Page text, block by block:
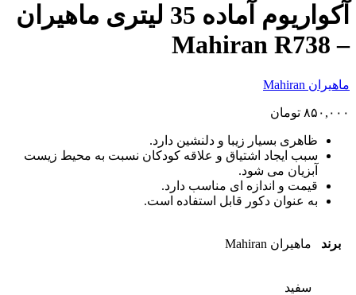
آکواریوم آماده 35 لیتری ماهیران
– Mahiran R738
ماهیران Mahiran
۸۵۰,۰۰۰ تومان
ظاهری بسیار زیبا و دلنشین دارد.
سبب ایجاد اشتیاق و علاقه کودکان نسبت به محیط زیست
آبزیان می شود.
قیمت و اندازه ای مناسب دارد.
به عنوان دکور قابل استفاده است.
برند ماهیران Mahiran
سفید